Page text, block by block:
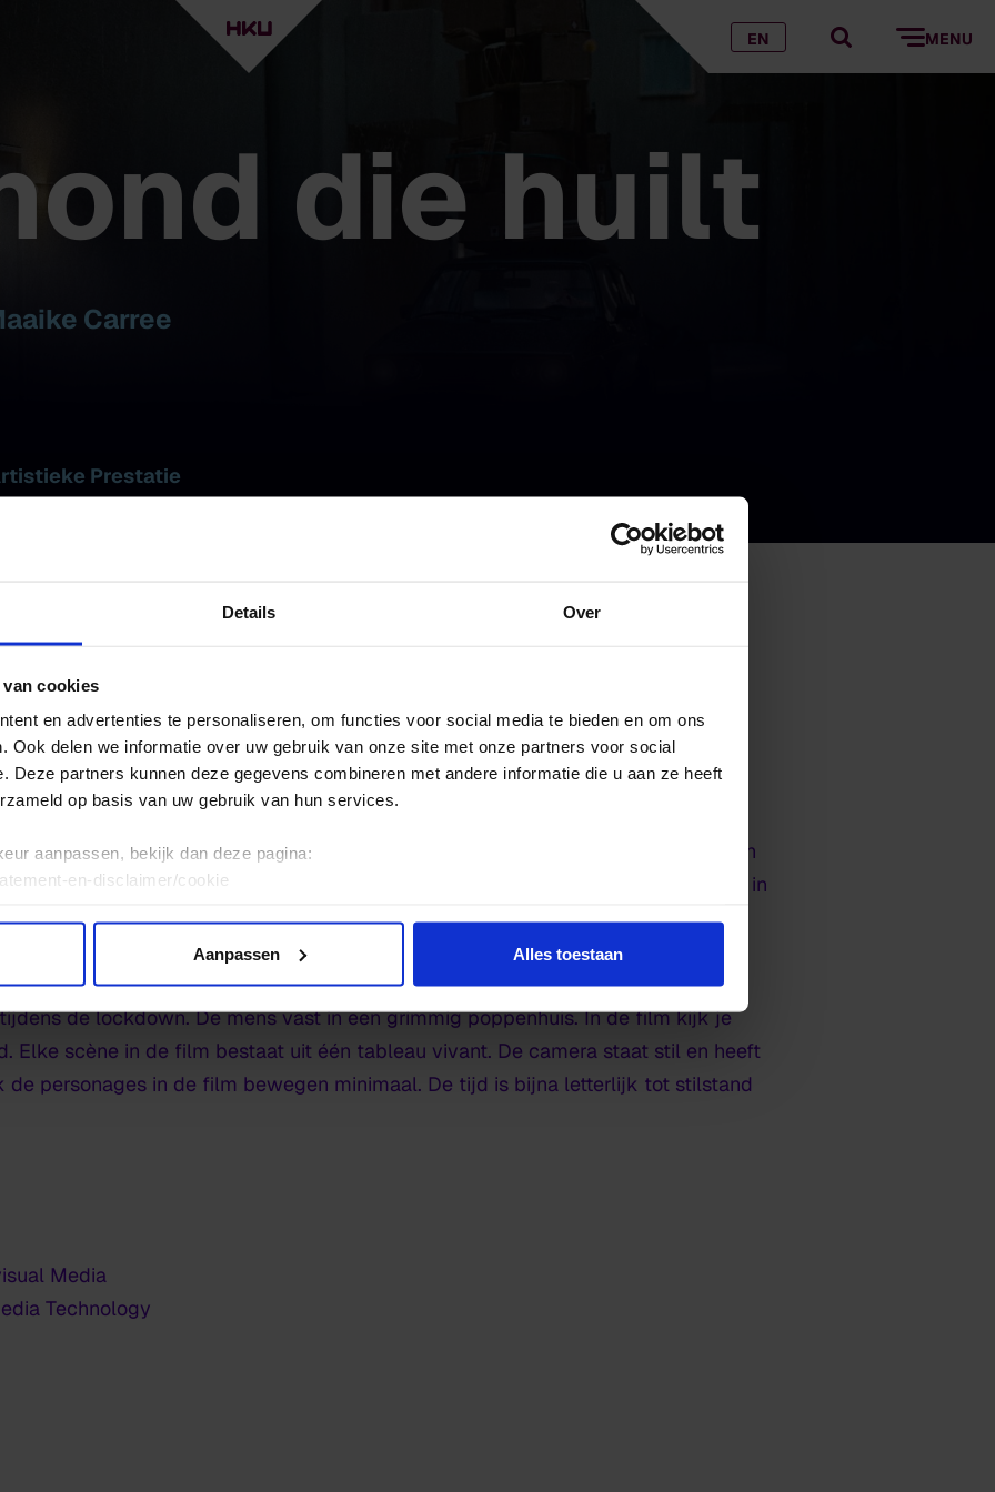
Details Over
cookies
en advertenties te personaliseren, om functies voor social media te bieden en om ons
Ook delen we informatie over uw gebruik van onze site met onze partners voor social
Deze partners kunnen deze gegevens combineren met andere informatie die u aan ze heeft
op basis van uw gebruik van hun services.
aanpassen, bekijk dan deze pagina:
en-disclaimer/cookie
Aanpassen Alles toestaan
EN MENU
die huilt
Carree
Prestatie
Een hond die huilt
zwart komische, korte fictie film. De film speelt zich af in een smalle,
hoge gebouwen aan alle kanten. Het bereik is weggevallen en de inwoners van
Het leven is tot stilstand gekomen en de geïsoleerde mens wordt geobserveerd in
is in miniatuur gebouwd. Dit om een geïsoleerd gevoel te creëren wat
de lockdown. De mens vast in een grimmig poppenhuis. In de film kijk je
Elke scène in de film bestaat uit één tableau vivant. De camera staat stil en heeft
de personages in de film bewegen minimaal. De tijd is bijna letterlijk tot stilstand
Media
Technology